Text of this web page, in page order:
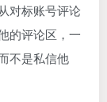
对标账号评论
的评论区，一
不是私信他